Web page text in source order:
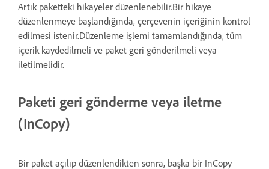
Artık paketteki hikayeler düzenlenebilir.Bir hikaye
düzenlenmeye başlandığında, çerçevenin içeriğinin kontrol
edilmesi istenir.Düzenleme işlemi tamamlandığında, tüm
içerik kaydedilmeli ve paket geri gönderilmeli veya
iletilmelidir.
Paketi geri gönderme veya iletme
(InCopy)
Bir paket açılıp düzenlendikten sonra, başka bir InCopy